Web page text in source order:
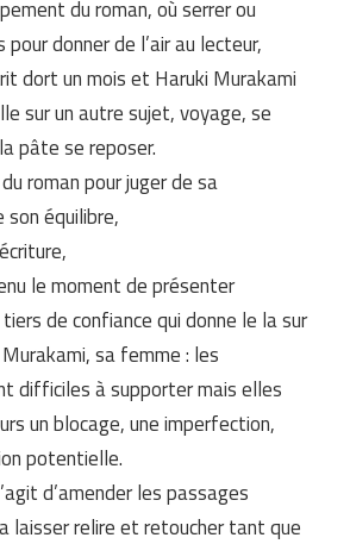
du roman, où serrer ou
pour donner de l’air au lecteur,
dort un mois et Haruki Murakami
sur un autre sujet, voyage, se
pâte se reposer.
roman pour juger de sa
son équilibre,
le moment de présenter
tiers de confiance qui donne le la sur
sa femme : les
difficiles à supporter mais elles
un blocage, une imperfection,
potentielle.
d’amender les passages
laisser relire et retoucher tant que